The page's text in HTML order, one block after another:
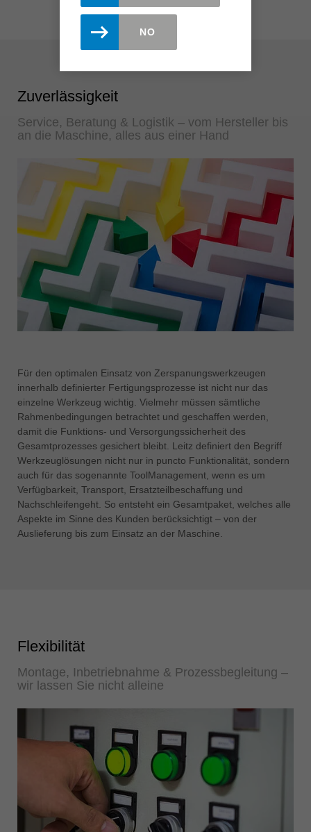
Zuverlässigkeit
Service, Beratung & Logistik – vom Hersteller bis
an die Maschine, alles aus einer Hand
Für den optimalen Einsatz von Zerspanungswerkzeugen
innerhalb definierter Fertigungsprozesse ist nicht nur das
einzelne Werkzeug wichtig. Vielmehr müssen sämtliche
Rahmenbedingungen betrachtet und geschaffen werden,
damit die Funktions- und Versorgungssicherheit des
Gesamtprozesses gesichert bleibt. Leitz definiert den Begriff
Werkzeuglösungen nicht nur in puncto Funktionalität, sondern
auch für das sogenannte ToolManagement, wenn es um
Verfügbarkeit, Transport, Ersatzteilbeschaffung und
Nachschleifengeht. So entsteht ein Gesamtpaket, welches alle
Aspekte im Sinne des Kunden berücksichtigt – von der
Auslieferung bis zum Einsatz an der Maschine.
Flexibilität
Montage, Inbetriebnahme & Prozessbegleitung –
wir lassen Sie nicht alleine
NO